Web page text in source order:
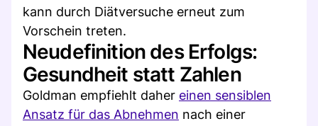
kann durch Diätversuche erneut zum
Vorschein treten.
Neudefinition des Erfolgs:
Gesundheit statt Zahlen
Goldman empfiehlt daher einen sensiblen
Ansatz für das Abnehmen nach einer